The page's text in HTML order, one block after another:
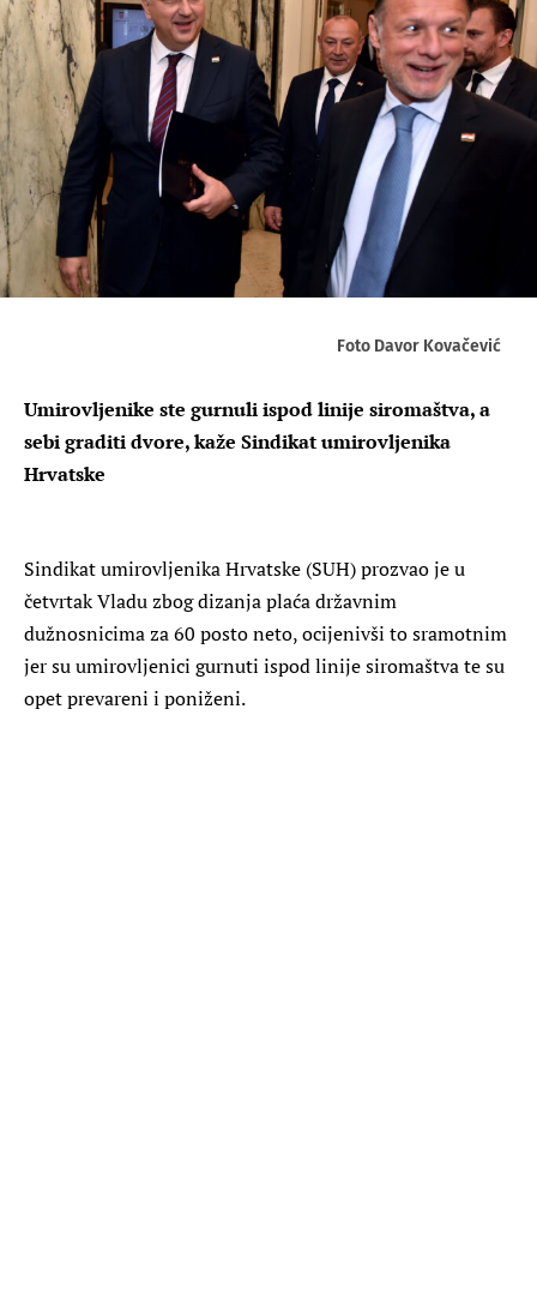
Foto Davor Kovačević
Umirovljenike ste gurnuli ispod linije siromaštva, a
sebi graditi dvore, kaže Sindikat umirovljenika
Hrvatske
Sindikat umirovljenika Hrvatske (SUH) prozvao je u
četvrtak Vladu zbog dizanja plaća državnim
dužnosnicima za 60 posto neto, ocijenivši to sramotnim
jer su umirovljenici gurnuti ispod linije siromaštva te su
opet prevareni i poniženi.